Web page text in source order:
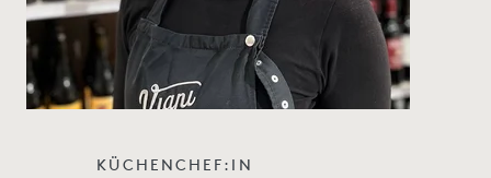
KÜCHENCHEF:IN